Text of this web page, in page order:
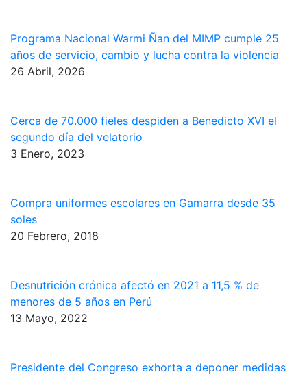
Programa Nacional Warmi Ñan del MIMP cumple 25
años de servicio, cambio y lucha contra la violencia
26 Abril, 2026
Cerca de 70.000 fieles despiden a Benedicto XVI el
segundo día del velatorio
3 Enero, 2023
Compra uniformes escolares en Gamarra desde 35
soles
20 Febrero, 2018
Desnutrición crónica afectó en 2021 a 11,5 % de
menores de 5 años en Perú
13 Mayo, 2022
Presidente del Congreso exhorta a deponer medidas